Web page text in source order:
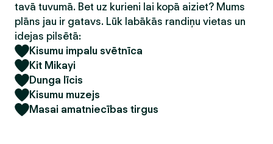
tavā tuvumā. Bet uz kurieni lai kopā aiziet? Mums
plāns jau ir gatavs. Lūk labākās randiņu vietas un
idejas pilsētā:
Kisumu impalu svētnīca
Kit Mikayi
Dunga līcis
Kisumu muzejs
Masai amatniecības tirgus